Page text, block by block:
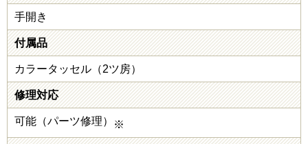
手開き
付属品
カラータッセル（2ツ房）
修理対応
可能（パーツ修理） ※